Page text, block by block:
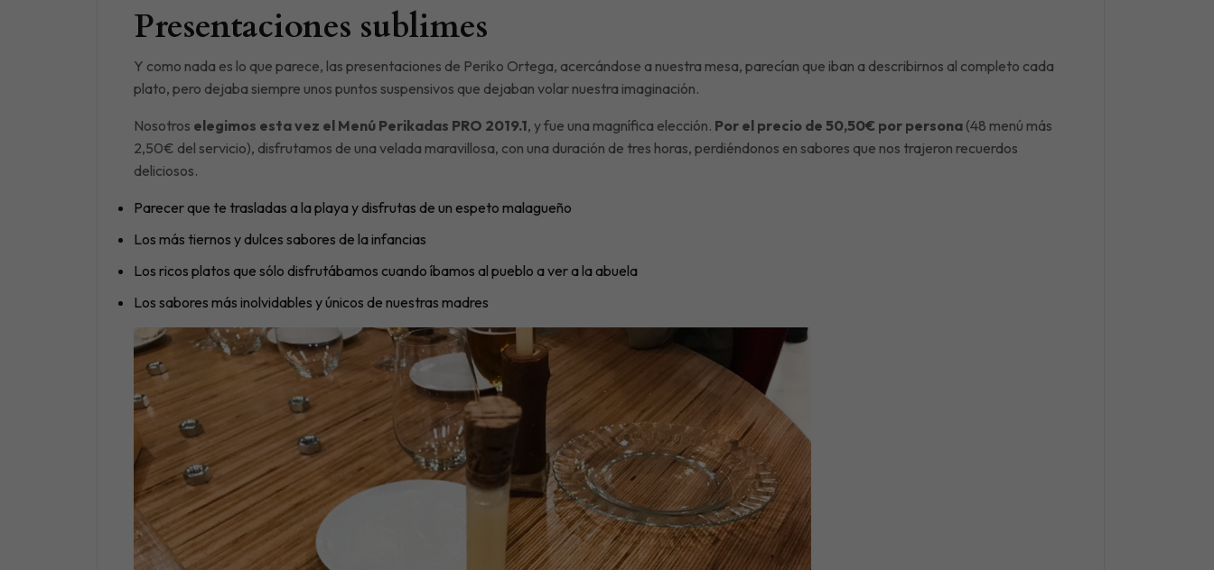
Presentaciones sublimes
Y como nada es lo que parece, las presentaciones de Periko Ortega, acercándose a nuestra mesa, parecían que iban a describirnos al completo cada
plato, pero dejaba siempre unos puntos suspensivos que dejaban volar nuestra imaginación.
Nosotros elegimos esta vez el Menú Perikadas PRO 2019.1, y fue una magnífica elección. Por el precio de 50,50€ por persona(48 menú más
2,50€ del servicio), disfrutamos de una velada maravillosa, con una duración de tres horas, perdiéndonos en sabores que nos trajeron recuerdos
deliciosos.
Parecer que te trasladas a la playa y disfrutas de un espeto malagueño
Los más tiernos y dulces sabores de la infancias
Los ricos platos que sólo disfrutábamos cuando íbamos al pueblo a ver a la abuela
Los sabores más inolvidables y únicos de nuestras madres